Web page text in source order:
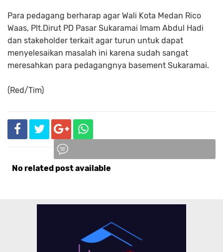
Para pedagang berharap agar Wali Kota Medan Rico
Waas, Plt.Dirut PD Pasar Sukaramai Imam Abdul Hadi
dan stakeholder terkait agar turun untuk dapat
menyelesaikan masalah ini karena sudah sangat
meresahkan para pedagangnya basement Sukaramai.
(Red/Tim)
No related post available